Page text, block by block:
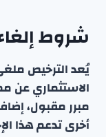
شروط
يُعد الترخيص
الاستثماري عن
مبرر مقبول،
أخرى تدعم هذا